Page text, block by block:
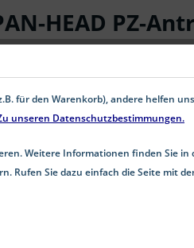
HEAD PZ-
für den Warenkorb), andere helfen
unseren Datenschutzbestimmungen.
Weitere Informationen finden Sie in
Rufen Sie dazu einfach die Seite mit